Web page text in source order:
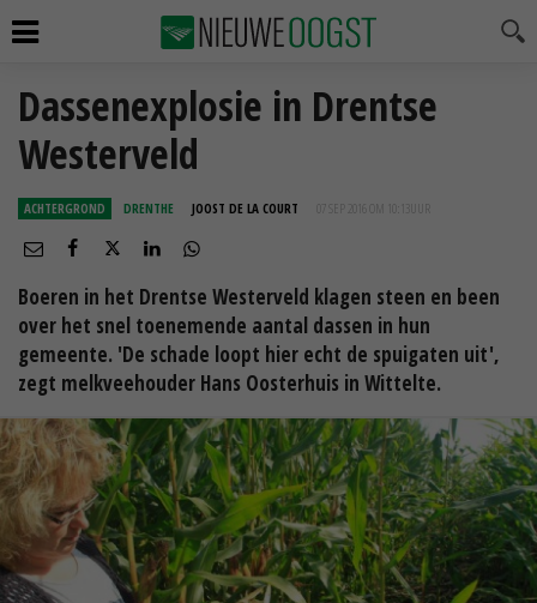
Dassenexplosie in Drentse
Westerveld
ACHTERGROND DRENTHE JOOST DE LA COURT 07 SEP 2016 OM 10:13
Boeren in het Drentse Westerveld klagen steen en been
over het snel toenemende aantal dassen in hun
gemeente. 'De schade loopt hier echt de spuigaten uit',
zegt melkveehouder Hans Oosterhuis in Wittelte.